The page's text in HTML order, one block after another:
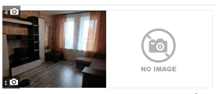
4
1